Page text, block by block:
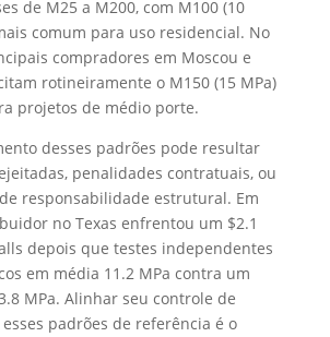
de M25 a M200, com M100 (10
comum para uso residencial. No
compradores em Moscou e
rotineiramente o M150 (15 MPa)
projetos de médio porte.
desses padrões pode resultar
penalidades contratuais, ou
responsabilidade estrutural. Em
no Texas enfrentou um $2.1
depois que testes independentes
em média 11.2 MPa contra um
MPa. Alinhar seu controle de
padrões de referência é o